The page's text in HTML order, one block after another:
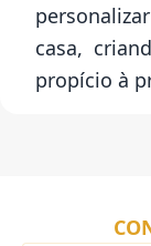
casa,
propício à